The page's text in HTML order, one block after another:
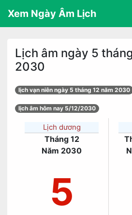
Xem Ngày Âm Lịch
Lịch âm ngày 5
2030
lịch vạn niên ngày 5 tháng 12 năm 2030
lịch âm hôm nay 5/12/2030
Lịch dương
Tháng 12
Năm 2030
5